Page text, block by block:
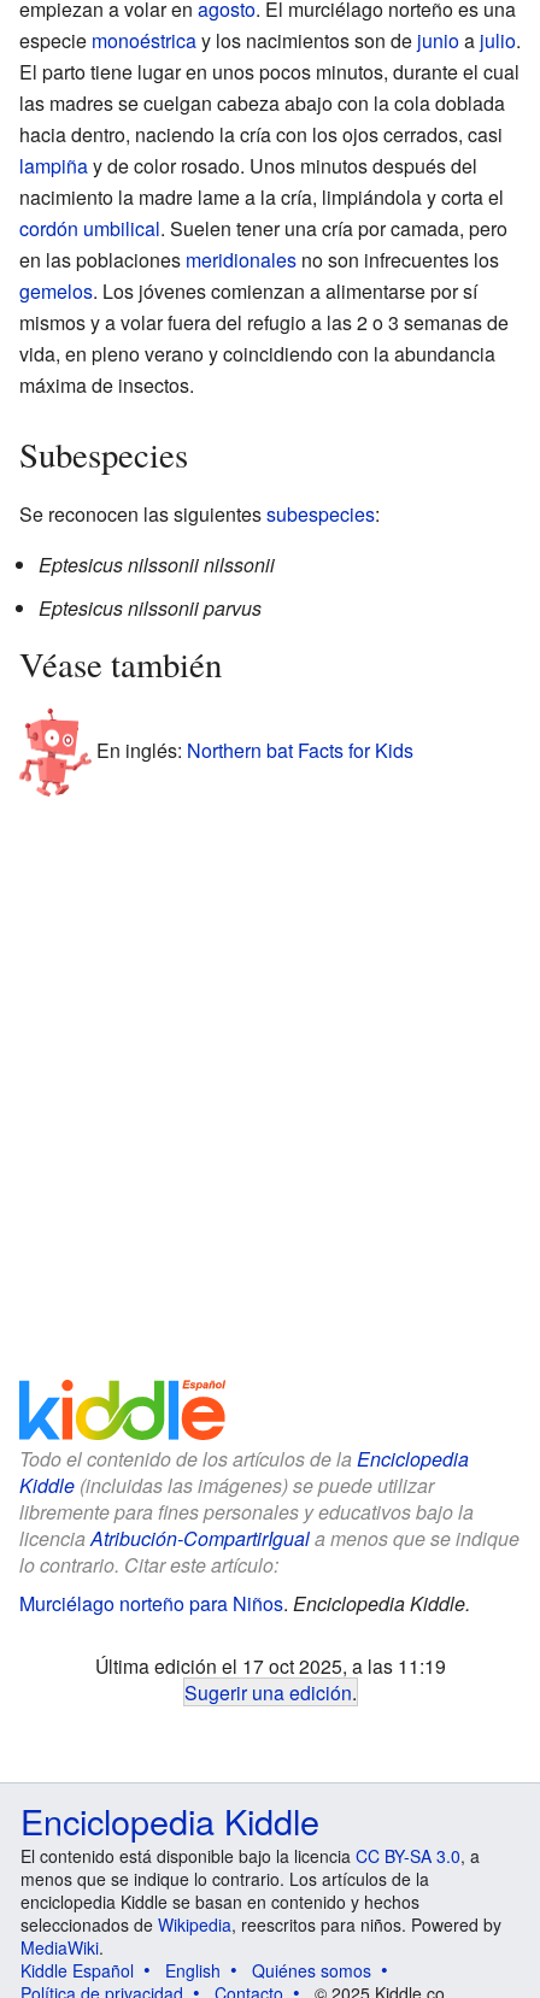
empiezan a volar en agosto. El murciélago norteño es una
especie monoéstricay los nacimientos son de junioa julio.
El parto tiene lugar en unos pocos minutos, durante el cual
las madres se cuelgan cabeza abajo con la cola doblada
hacia dentro, naciendo la cría con los ojos cerrados, casi
lampiñay de color rosado. Unos minutos después del
nacimiento la madre lame a la cría, limpiándola y corta el
cordón umbilical. Suelen tener una cría por camada, pero
en las poblaciones meridionales no son infrecuentes los
gemelos. Los jóvenes comienzan a alimentarse por sí
mismos y a volar fuera del refugio a las 2 o 3 semanas de
vida, en pleno verano y coincidiendo con la abundancia
máxima de insectos.
Subespecies
Se reconocen las siguientessubespecies:
Eptesicus nilssonii nilssonii
Eptesicus nilssonii parvus
Véase también
En inglés: Northern bat Facts for Kids
Todo el contenido de los artículos de la Enciclopedia
Kiddle (incluidas las imágenes) se puede utilizar
libremente para fines personales y educativos bajo la
licenciaAtribución-CompartirIguala menos que se indique
lo contrario. Citar este artículo:
Murciélago norteño para Niños. Enciclopedia Kiddle.
Última edición el 17 oct 2025, a las 11:19
Sugerir una edición.
Enciclopedia Kiddle
El contenido está disponible bajo la licencia CC BY-SA 3.0, a
menos que se indique lo contrario. Los artículos de la
enciclopedia Kiddle se basan en contenido y hechos
seleccionados de Wikipedia, reescritos para niños. Powered by
MediaWiki.
Kiddle Español
English
Quiénes somos